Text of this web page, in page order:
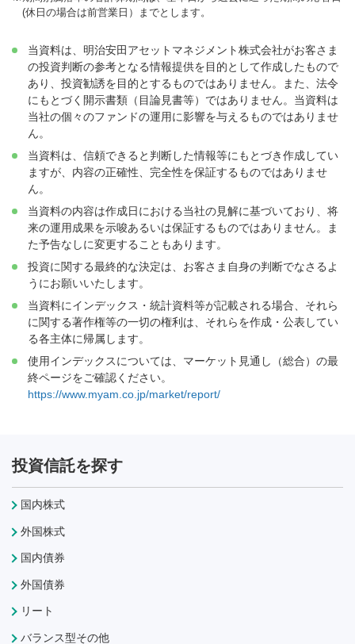
(休日の場合は前営業日）までとします。
当資料は、明治安田アセットマネジメント株式会社がお客さま
の投資判断の参考となる情報提供を目的として作成したもので
あり、投資勧誘を目的とするものではありません。また、法令
にもとづく開示書類（目論見書等）ではありません。当資料は
当社の個々のファンドの運用に影響を与えるものではありませ
ん。
当資料は、信頼できると判断した情報等にもとづき作成してい
ますが、内容の正確性、完全性を保証するものではありませ
ん。
当資料の内容は作成日における当社の見解に基づいており、将
来の運用成果を示唆あるいは保証するものではありません。ま
た予告なしに変更することもあります。
投資に関する最終的な決定は、お客さま自身の判断でなさるよ
うにお願いいたします。
当資料にインデックス・統計資料等が記載される場合、それら
に関する著作権等の一切の権利は、それらを作成・公表してい
る各主体に帰属します。
使用インデックスについては、マーケット見通し（総合）の最
終ページをご確認ください。
https://www.myam.co.jp/market/report/
投資信託を探す
国内株式
外国株式
国内債券
外国債券
リート
バランス型その他